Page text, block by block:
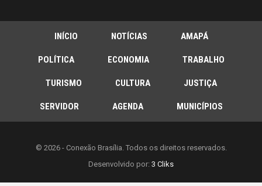
INÍCIO NOTÍCIAS AMAPÁ
POLÍTICA ECONOMIA TRABALHO
TURISMO CULTURA JUSTIÇA
SERVIDOR AGENDA MUNICÍPIOS
© 2026 - Conexão Brasília. Todos os direitos reservados.
Desenvolvido por: 3 Cliks